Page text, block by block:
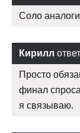
Соло
Кирилл
Просто
финал
я связываю.